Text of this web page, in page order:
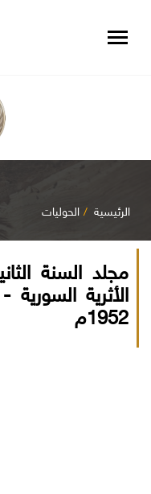
الرئيسية الحوليات
مجلد السنة
الأثرية السورية
1952م